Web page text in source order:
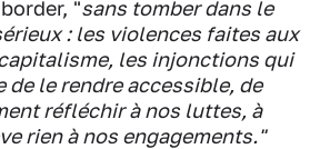
"sans tomber dans le
: les violences faites aux
les injonctions qui
le rendre accessible, de
réfléchir à nos luttes, à
rien à nos engagements."